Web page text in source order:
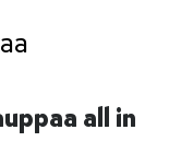
all in